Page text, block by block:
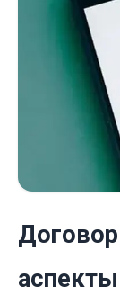
аспекты